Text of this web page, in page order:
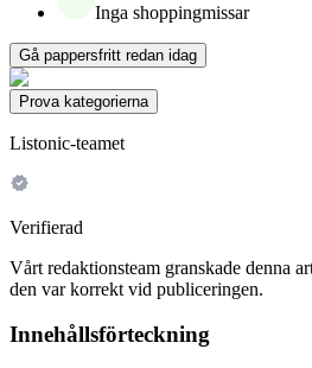
Inga shoppingmissar
Gå pappersfritt redan idag
Prova kategorierna
Listonic-teamet
Verifierad
Vårt redaktionsteam granskade denna
den var korrekt vid publiceringen.
Innehållsförteckning